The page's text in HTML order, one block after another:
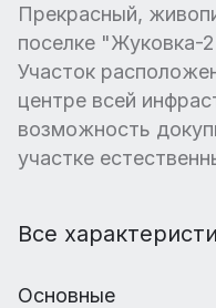
Прекрасный,
поселке "Жуковка-
Участок
центре всей
возможность
участке
Все
Основные